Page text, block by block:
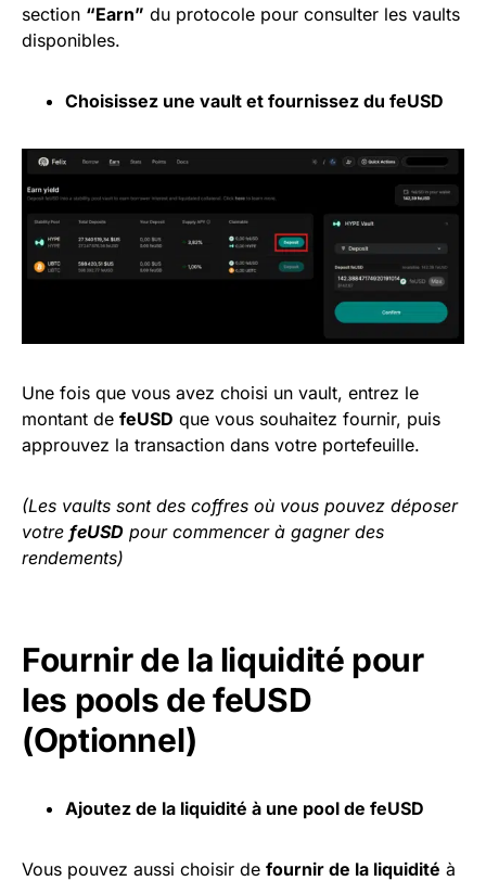
section “Earn” du protocole pour consulter les vaults
disponibles.
Choisissez une vault et fournissez du feUSD
Une fois que vous avez choisi un vault, entrez le
montant de feUSD que vous souhaitez fournir, puis
approuvez la transaction dans votre portefeuille.
(Les vaults sont des coffres où vous pouvez déposer
votre feUSD pour commencer à gagner des
rendements)
Fournir de la liquidité pour
les pools de feUSD
(Optionnel)
Ajoutez de la liquidité à une pool de feUSD
Vous pouvez aussi choisir de fournir de la liquidité à